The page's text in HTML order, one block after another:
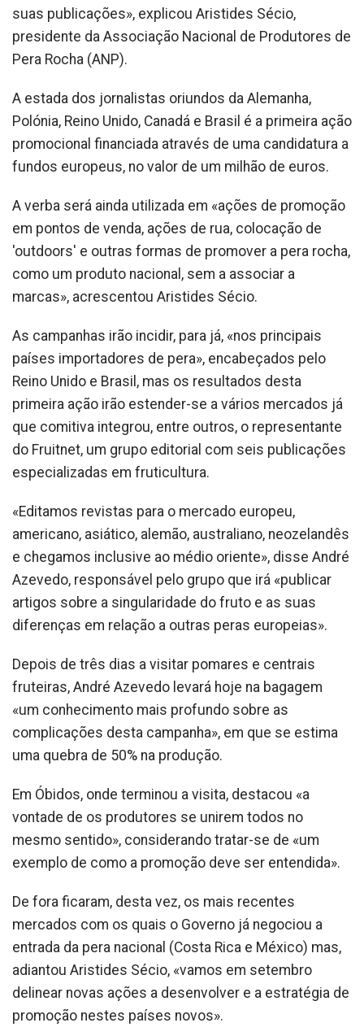
suas publicações», explicou Aristides Sécio,
presidente da Associação Nacional de Produtores de
Pera Rocha (ANP).
A estada dos jornalistas oriundos da Alemanha,
Polónia, Reino Unido, Canadá e Brasil é a primeira ação
promocional financiada através de uma candidatura a
fundos europeus, no valor de um milhão de euros.
A verba será ainda utilizada em «ações de promoção
em pontos de venda, ações de rua, colocação de
'outdoors' e outras formas de promover a pera rocha,
como um produto nacional, sem a associar a
marcas», acrescentou Aristides Sécio.
As campanhas irão incidir, para já, «nos principais
países importadores de pera», encabeçados pelo
Reino Unido e Brasil, mas os resultados desta
primeira ação irão estender-se a vários mercados já
que comitiva integrou, entre outros, o representante
do Fruitnet, um grupo editorial com seis publicações
especializadas em fruticultura.
«Editamos revistas para o mercado europeu,
americano, asiático, alemão, australiano, neozelandês
e chegamos inclusive ao médio oriente», disse André
Azevedo, responsável pelo grupo que irá «publicar
artigos sobre a singularidade do fruto e as suas
diferenças em relação a outras peras europeias».
Depois de três dias a visitar pomares e centrais
fruteiras, André Azevedo levará hoje na bagagem
«um conhecimento mais profundo sobre as
complicações desta campanha», em que se estima
uma quebra de 50% na produção.
Em Óbidos, onde terminou a visita, destacou «a
vontade de os produtores se unirem todos no
mesmo sentido», considerando tratar-se de «um
exemplo de como a promoção deve ser entendida».
De fora ficaram, desta vez, os mais recentes
mercados com os quais o Governo já negociou a
entrada da pera nacional (Costa Rica e México) mas,
adiantou Aristides Sécio, «vamos em setembro
delinear novas ações a desenvolver e a estratégia de
promoção nestes países novos».